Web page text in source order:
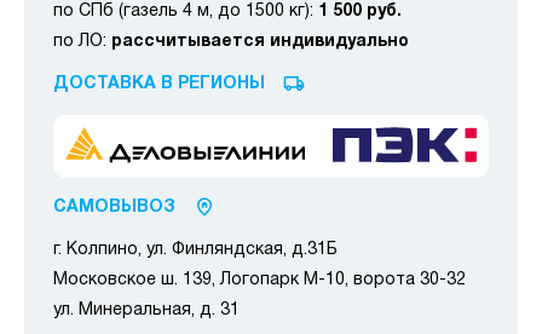
по СПб (газель 4 м, до 1500 кг): 1 500 руб.
по ЛО: рассчитывается индивидуально
ДОСТАВКА В РЕГИОНЫ
САМОВЫВОЗ
г. Колпино, ул. Финляндская, д.31Б
Московское ш. 139, Логопарк М-10, ворота 30-32
ул. Минеральная, д. 31